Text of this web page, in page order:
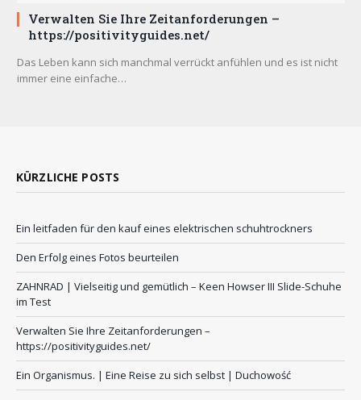
Verwalten Sie Ihre Zeitanforderungen –
https://positivityguides.net/
Das Leben kann sich manchmal verrückt anfühlen und es ist nicht
immer eine einfache…
KÜRZLICHE POSTS
Ein leitfaden für den kauf eines elektrischen schuhtrockners
Den Erfolg eines Fotos beurteilen
ZAHNRAD ​​| Vielseitig und gemütlich – Keen Howser III Slide-Schuhe
im Test
Verwalten Sie Ihre Zeitanforderungen –
https://positivityguides.net/
Ein Organismus. | Eine Reise zu sich selbst | Duchowość